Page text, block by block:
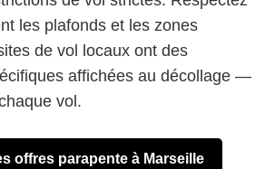
les plafonds et les zones
de vol locaux ont des
affichées au décollage —
vol.
offres parapente à Marseille